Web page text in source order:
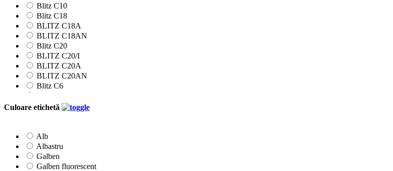
Blitz C10
Blitz C18
BLITZ C18A
BLITZ C18AN
Blitz C20
BLITZ C20/I
BLITZ C20A
BLITZ C20AN
Blitz C6
Blitz M6
Etichete 26x16mm
Etichete 26x16Rmm
Klik
Printex
Culoare etichetă
Alb
Albastru
Galben
Galben fluorescent